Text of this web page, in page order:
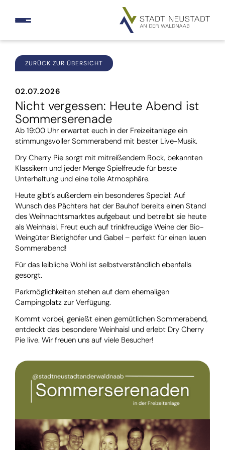
ZURÜCK ZUR ÜBERSICHT
02.07.2026
Nicht vergessen: Heute Abend ist
Sommerserenade
Ab 19:00 Uhr erwartet euch in der Freizeitanlage ein
stimmungsvoller Sommerabend mit bester Live-Musik.
Dry Cherry Pie sorgt mit mitreißendem Rock, bekannten
Klassikern und jeder Menge Spielfreude für beste
Unterhaltung und eine tolle Atmosphäre.
Heute gibt’s außerdem ein besonderes Special: Auf
Wunsch des Pächters hat der Bauhof bereits einen Stand
des Weihnachtsmarktes aufgebaut und betreibt sie heute
als Weinhaisl. Freut euch auf trinkfreudige Weine der Bio-
Weingüter Bietighöfer und Gabel – perfekt für einen lauen
Sommerabend!
Für das leibliche Wohl ist selbstverständlich ebenfalls
gesorgt.
Parkmöglichkeiten stehen auf dem ehemaligen
Campingplatz zur Verfügung.
Kommt vorbei, genießt einen gemütlichen Sommerabend,
entdeckt das besondere Weinhaisl und erlebt Dry Cherry
Pie live. Wir freuen uns auf viele Besucher!